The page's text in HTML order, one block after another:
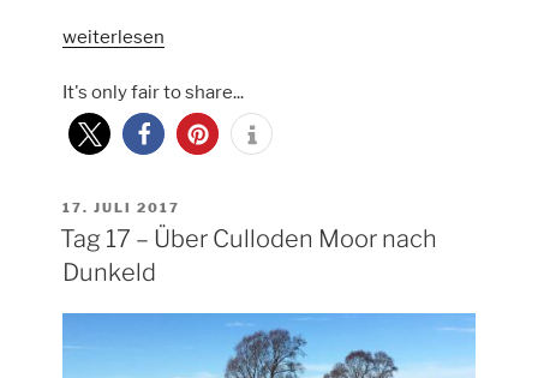
„Tag
–
Preston
Mill
doch
Lallybroch?“
weiterlesen
It's only fair to share...
VERÖFFENTLICHT
AM
17. JULI 2017
Tag 17 – Über Culloden Moor nach
Dunkeld